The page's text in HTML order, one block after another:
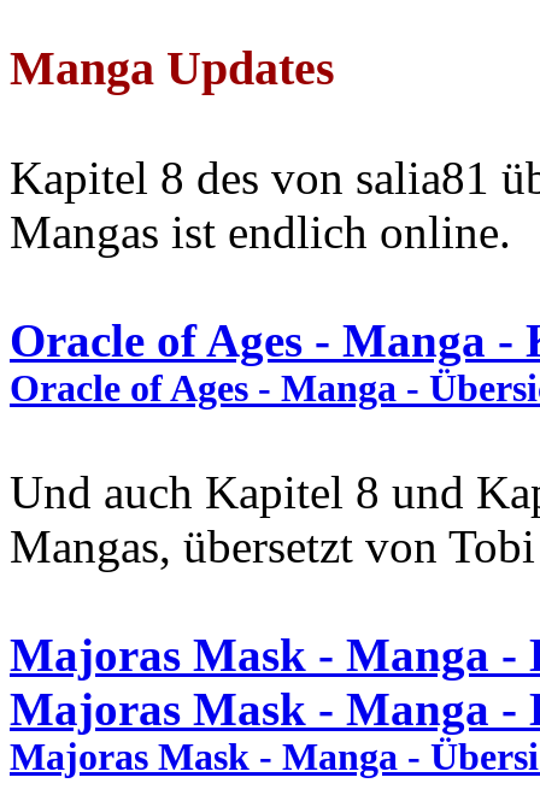
Manga Updates
Kapitel 8 des von salia81
Mangas ist endlich online.
Oracle of Ages - Manga -
Oracle of Ages - Manga -
Und auch Kapitel 8 und
Mangas, übersetzt von
Majoras Mask - Manga -
Majoras Mask - Manga -
Majoras Mask - Manga -